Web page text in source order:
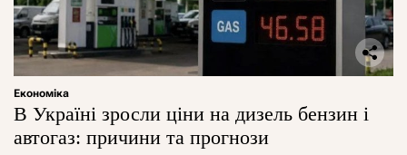
Економіка
В Україні зросли ціни на дизель бензин і
автогаз: причини та прогнози